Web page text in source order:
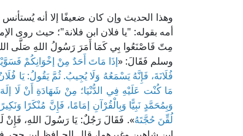
وهذا الحديث وإن كان ضعيفًا إلا أنه
أمه بقوله: "يا فلان ابن فلانة"؛ حيث روى
مِتّ فَاصْنَعُوا بِي كَمَا أَمَرَ رَسُولُ اللهِ صَلَّى
وسلم فَقَالَ: «إذَا مَاتَ أَحَدٌ مِنْ إخْوَانِكُمْ
فُلَانَةَ، فَإِنَّهُ يَسْمَعُهُ وَلَا يُجِيبُ. ثُمَّ يَقُولُ: يَا
مَا كُنْت عَلَيْهِ فِي الدُّنْيَا؛ مِنْ شَهَادَةِ أَنْ لَا
وَبِمُحَمَّدٍ نَبِيًّا وَبِالْقُرْآنِ إمَامًا، فَإِنَّ مُنْكَرًا
لُقِّنَ حُجَّتَهُ». فَقَالَ رَجُلٌ: يَا رَسُولَ اللهِ،